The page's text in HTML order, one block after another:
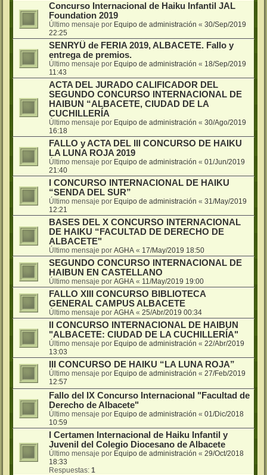
Concurso Internacional de Haiku Infantil JAL
Foundation 2019
Último mensaje por Equipo de administración « 30/Sep/2019
22:25
SENRYÛ de FERIA 2019, ALBACETE. Fallo y
entrega de premios.
Último mensaje por Equipo de administración « 18/Sep/2019
11:43
ACTA DEL JURADO CALIFICADOR DEL
SEGUNDO CONCURSO INTERNACIONAL DE
HAIBUN “ALBACETE, CIUDAD DE LA
CUCHILLERÍA
Último mensaje por Equipo de administración « 30/Ago/2019
16:18
FALLO y ACTA DEL III CONCURSO DE HAIKU
LA LUNA ROJA 2019
Último mensaje por Equipo de administración « 01/Jun/2019
21:40
I CONCURSO INTERNACIONAL DE HAIKU
“SENDA DEL SUR”
Último mensaje por Equipo de administración « 31/May/2019
12:21
BASES DEL X CONCURSO INTERNACIONAL
DE HAIKU “FACULTAD DE DERECHO DE
ALBACETE"
Último mensaje por AGHA « 17/May/2019 18:50
SEGUNDO CONCURSO INTERNACIONAL DE
HAIBUN EN CASTELLANO
Último mensaje por AGHA « 11/May/2019 19:00
FALLO XIII CONCURSO BIBLIOTECA
GENERAL CAMPUS ALBACETE
Último mensaje por AGHA « 25/Abr/2019 00:34
II CONCURSO INTERNACIONAL DE HAIBUN
"ALBACETE: CIUDAD DE LA CUCHILLERÍA"
Último mensaje por Equipo de administración « 22/Abr/2019
13:03
III CONCURSO DE HAIKU “LA LUNA ROJA”
Último mensaje por Equipo de administración « 27/Feb/2019
12:57
Fallo del IX Concurso Internacional "Facultad de
Derecho de Albacete"
Último mensaje por Equipo de administración « 01/Dic/2018
10:59
I Certamen Internacional de Haiku Infantil y
Juvenil del Colegio Diocesano de Albacete
Último mensaje por Equipo de administración « 29/Oct/2018
18:33
Respuestas: 1